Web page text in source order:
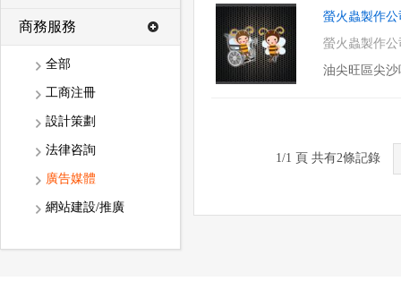
商務服務
全部
工商注冊
設計策劃
法律咨詢
廣告媒體
網站建設/推廣
螢火蟲製作公
螢火蟲製作公
油尖旺區尖
1/1 頁 共有2條記錄